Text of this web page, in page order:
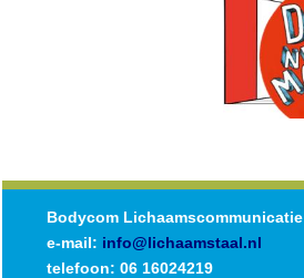
Bodycom Lichaamscommunicatie
e-mail: info@lichaamstaal.nl
telefoon: 06 16024219